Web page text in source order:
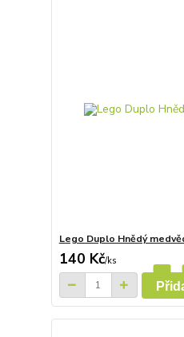
Lego Duplo Hnědý
140 Kč/ks